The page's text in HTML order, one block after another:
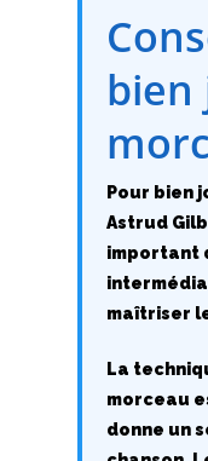
bien
Pour bien
Astrud
important
maîtriser
La
morceau
donne un